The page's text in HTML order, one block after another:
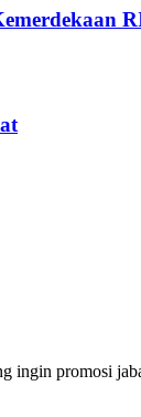
ingin promosi